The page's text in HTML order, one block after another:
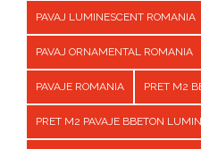
PAVAJ LUMINESCENT ROMANIA
PAVAJ ORNAMENTAL ROMANIA
PAVAJE ROMANIA PRET M2
PRET M2 PAVAJE BBETON